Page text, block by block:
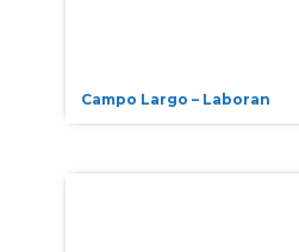
Campo Largo – Laboran